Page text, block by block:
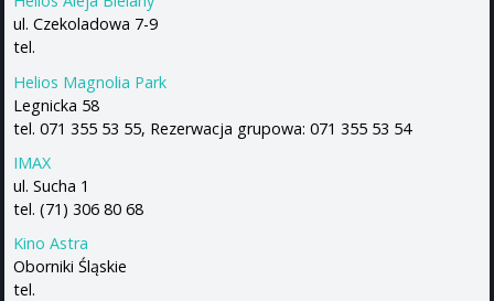
ul. Czekoladowa 7-9
tel.
Helios Magnolia Park
Legnicka 58
tel. 071 355 53 55, Rezerwacja grupowa: 071 355 53 54
IMAX
ul. Sucha 1
tel. (71) 306 80 68
Kino Astra
Oborniki Śląskie
tel.